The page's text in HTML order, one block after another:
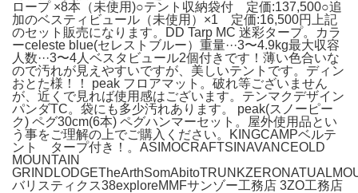
ロープ ×8本（未使用)○テント収納袋付 定価:137,500○追
加のベスティビュール（未使用）×1 定価:16,500円上記
のセット販売になります。DD Tarp MC 迷彩タープ。カラ
ーceleste blue(セレストブルー）重量···3〜4.9kg最大収容
人数···3〜4人ベスタビュール2個付きです！薄い色合いな
ので汚れが見えやすいですが、美しいテントです。ディン
おとた様！！ peak フロアマット。破れ等ございません
が、近くで見れば使用感はございます。テンマクデザイン
パンダTC。袋にも多少汚れあります。 peak(スノーピー
ク) ペグ30cm(6本) ペグハンマーセット。屋外使用品とい
う事をご理解の上でご購入ください。KINGCAMPベルテ
ント タープ付き！。ASIMOCRAFTSINAVANCEOLD
MOUNTAIN
バリスティクス38exploreMMFサンゾー工務店 3ZO工務店